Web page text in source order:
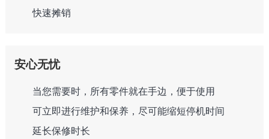
快速摊销
安心无忧
当您需要时，所有零件就在手边，便于使用
可立即进行维护和保养，尽可能缩短停机时间
延长保修时长